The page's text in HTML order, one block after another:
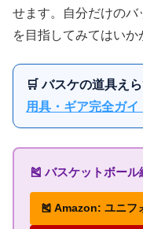
せます。自分だけの
を目指してみてはいか
🛒 バスケの道具え
用具・ギア完全ガイ
🎽 バスケットボー
🎽 Amazon: ユニフ